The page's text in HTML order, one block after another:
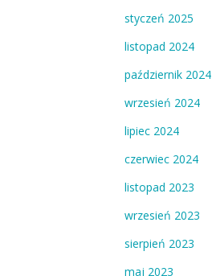
styczeń 2025
listopad 2024
październik 2024
wrzesień 2024
lipiec 2024
czerwiec 2024
listopad 2023
wrzesień 2023
sierpień 2023
maj 2023